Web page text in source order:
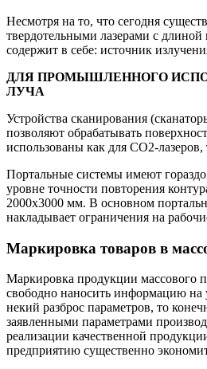
Несмотря на то, что сегодня
твердотельными лазерами с
содержит в себе: источник
ДЛЯ ПРОМЫШЛЕННОГО
ЛУЧА
Устройства сканирования
позволяют обрабатывать
использованы как для СО2-
Портальные системы имеют
уровне точности повторения
2000х3000 мм. В основном
накладывает ограничения на
Маркировка товаров в
Маркировка продукции массового
свободно наносить информацию на
некий разброс параметров, то
заявленными параметрами
реализации качественной
предприятию существенно